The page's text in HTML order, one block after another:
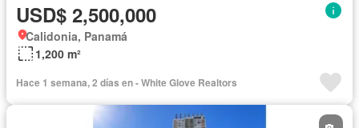
USD$ 2,500,000
Calidonia, Panamá
1,200 m²
Hace 1 semana, 2 días en - White Glove Realtors